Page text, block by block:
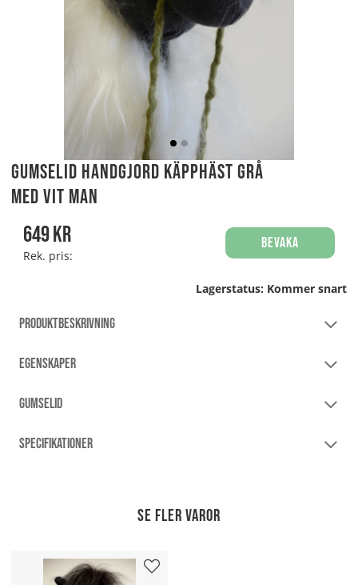
Gumselid handgjord Käpphäst Grå
med vit man
649kr
Rek. pris:
Bevaka
Lagerstatus: Kommer snart
PRODUKTBESKRIVNING
EGENSKAPER
GUMSELID
SPECIFIKATIONER
Se fler varor